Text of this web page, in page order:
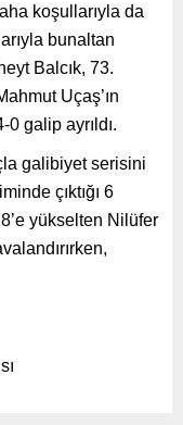
koşullarıyla da
bunaltan
Balcık, 73.
Uçaş’ın
galip ayrıldı.
galibiyet serisini
çıktığı 6
yükselten Nilüfer